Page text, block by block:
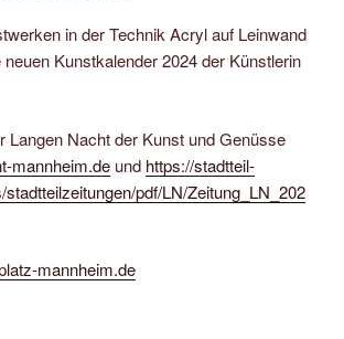
in der Technik Acryl auf Leinwand
Kunstkalender 2024 der Künstlerin
Langen Nacht der Kunst und Genüsse
mannheim.de und https://stadtteil-
pdf/LN/Zeitung_LN_202
mannheim.de